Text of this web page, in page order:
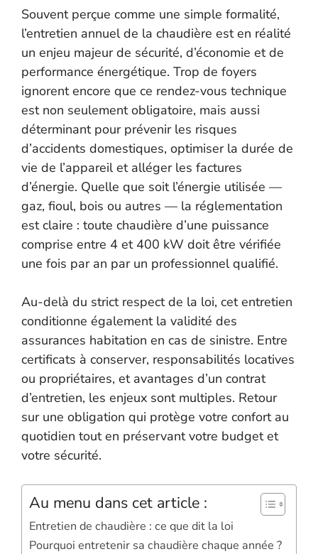
Souvent perçue comme une simple formalité,
l’entretien annuel de la chaudière est en réalité
un enjeu majeur de sécurité, d’économie et de
performance énergétique. Trop de foyers
ignorent encore que ce rendez-vous technique
est non seulement obligatoire, mais aussi
déterminant pour prévenir les risques
d’accidents domestiques, optimiser la durée de
vie de l’appareil et alléger les factures
d’énergie. Quelle que soit l’énergie utilisée —
gaz, fioul, bois ou autres — la réglementation
est claire : toute chaudière d’une puissance
comprise entre 4 et 400 kW doit être vérifiée
une fois par an par un professionnel qualifié.
Au-delà du strict respect de la loi, cet entretien
conditionne également la validité des
assurances habitation en cas de sinistre. Entre
certificats à conserver, responsabilités locatives
ou propriétaires, et avantages d’un contrat
d’entretien, les enjeux sont multiples. Retour
sur une obligation qui protège votre confort au
quotidien tout en préservant votre budget et
votre sécurité.
Au menu dans cet article :
Entretien de chaudière : ce que dit la loi
Pourquoi entretenir sa chaudière chaque année ?